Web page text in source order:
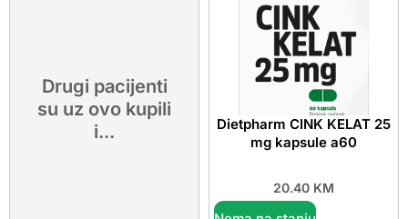
Drugi pacijenti
su uz ovo kupili
i...
Dietpharm CINK KELAT 25
mg kapsule a60
20.40 KM